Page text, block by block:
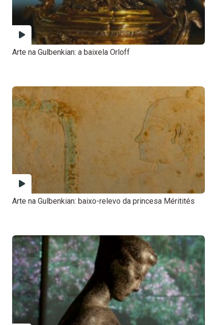
Arte na Gulbenkian: a baixela Orloff
Arte na Gulbenkian: baixo-relevo da princesa Méritités